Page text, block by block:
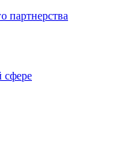
партнерства
сфере